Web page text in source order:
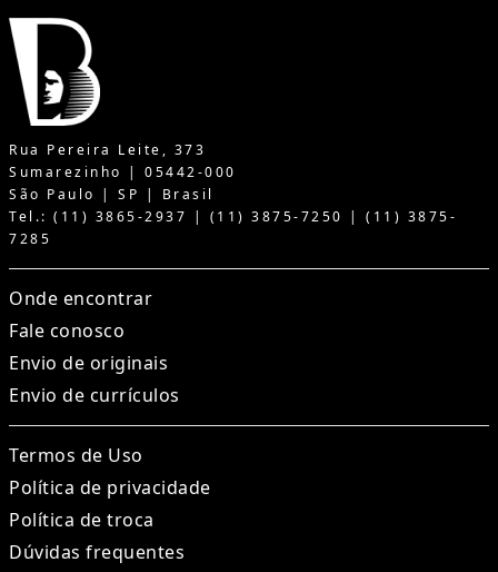
Rua Pereira Leite, 373
Sumarezinho | 05442-000
São Paulo | SP | Brasil
Tel.: (11) 3865-2937 | (11) 3875-7250 | (11) 3875-
7285
Onde encontrar
Fale conosco
Envio de originais
Envio de currículos
Termos de Uso
Política de privacidade
Política de troca
Dúvidas frequentes